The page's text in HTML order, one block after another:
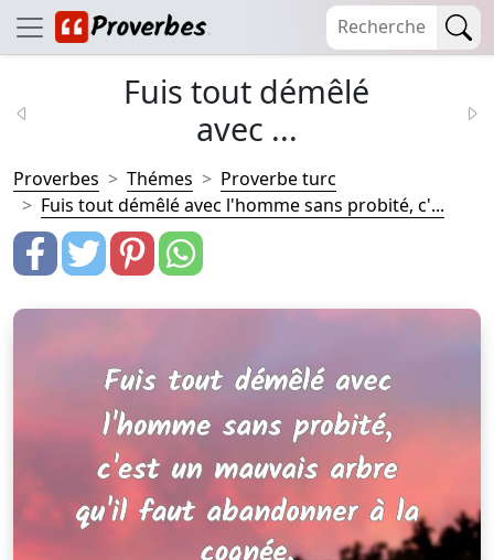
Fuis tout démêlé
avec ...
Proverbes Thémes
Proverbe turc
Fuis tout démêlé avec l'homme sans probité, c'...